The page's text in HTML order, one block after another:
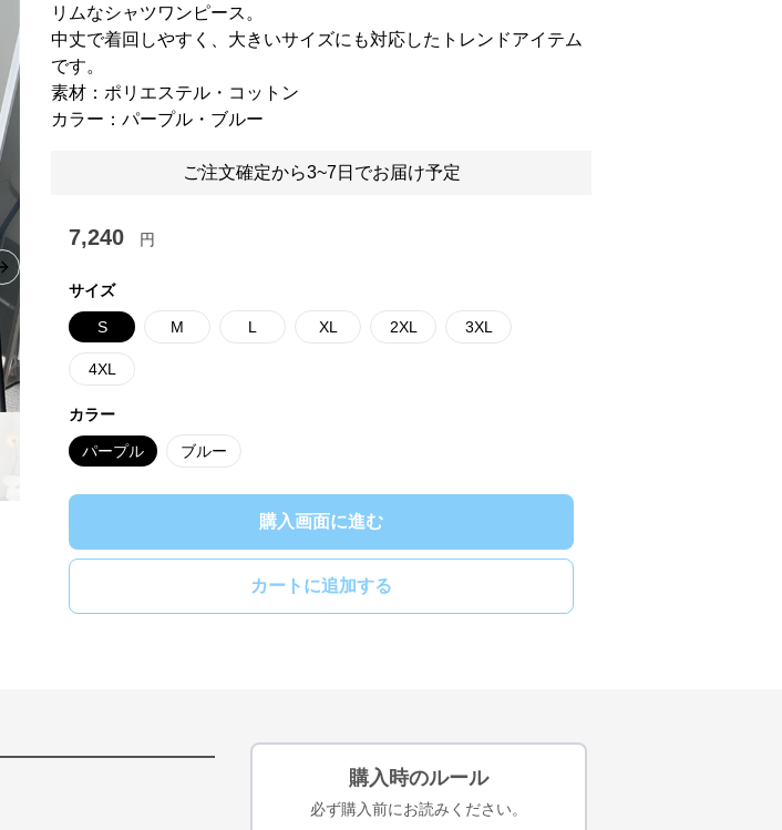
Next slide
リムなシャツワンピース。
中丈で着回しやすく、大きいサイズにも対応したトレンドアイテム
です。
素材：ポリエステル・コットン
カラー：パープル・ブルー
ご注文確定から3~7日でお届け予定
7,240 円
サイズ
S M L XL 2XL 3XL
4XL
カラー
パープル ブルー
購入画面に進む
カートに追加する
購入時のルール
必ず購入前にお読みください。